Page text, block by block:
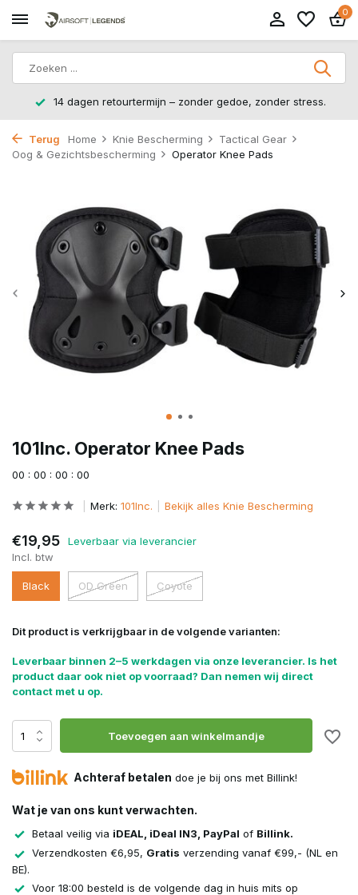
0
14 dagen retourtermijn – zonder gedoe, zonder stress.
Terug Home Knie Bescherming
Tactical Gear
Oog & Gezichtsbescherming
Operator Knee Pads
101Inc. Operator Knee Pads
00 : 00 : 00 : 00
Merk: 101Inc. Bekijk alles Knie Bescherming
€19,95
Leverbaar via leverancier
Incl. btw
Black OD Green Coyote
Dit product is verkrijgbaar in de volgende varianten:
Leverbaar binnen 2–5 werkdagen via onze leverancier. Is het
product daar ook niet op voorraad? Dan nemen wij direct
contact met u op.
Toevoegen aan winkelmandje
Achteraf betalen doe je bij ons met Billink!
Wat je van ons kunt verwachten.
Betaal veilig via iDEAL, iDeal IN3, PayPal of Billink.
Verzendkosten €6,95, Gratis verzending vanaf €99,- (NL en
BE).
Voor 18:00 besteld is de volgende dag in huis mits op